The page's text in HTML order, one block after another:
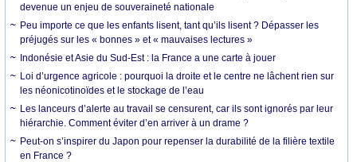
devenue un enjeu de souveraineté nationale
Peu importe ce que les enfants lisent, tant qu’ils lisent ? Dépasser les
préjugés sur les « bonnes » et « mauvaises lectures »
Indonésie et Asie du Sud-Est : la France a une carte à jouer
Loi d’urgence agricole : pourquoi la droite et le centre ne lâchent rien sur
les néonicotinoïdes et le stockage de l’eau
Les lanceurs d’alerte au travail se censurent, car ils sont ignorés par leur
hiérarchie. Comment éviter d’en arriver à un drame ?
Peut-on s’inspirer du Japon pour repenser la durabilité de la filière textile
en France ?